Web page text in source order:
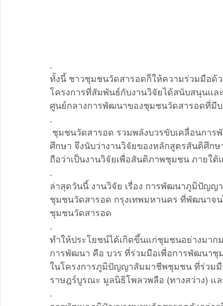
.
ทั้งนี้ ชาวชุมชนวัดสารอดก็ให้ความร่วมมือด้
โครงการที่สัมพันธ์กับงานวิจัยได้สนับสนุนแล
ศูนย์กลางการพัฒนาของชุมชนวัดสารอดที่มี
.
ศึกษา จึงนับว่างานวิจัยของหลักสูตรสันติศึก
ถือว่าเป็นงานวิจัยเพื่อสันติภาพชุมชน ภาย
.
ล่าสุดวันนี้ งานวิจัย เรื่อง การพัฒนาภูมิปัญญ
ชุมชนวัดสารอด กรุงเทพมหานคร ที่พัฒนาจ
ชุมชนวัดสารอด
.
ทำให้ประโยชน์ได้เกิดขึ้นแก่ชุมชนอย่างมา
การพัฒนา คือ บวร ที่ร่วมมือเพื่อการพัฒนา
ในโครงการภูมิปัญญาสัมมาชีพชุมชน ที่ร่วม
ราษฎร์บูรณะ มูลนิธิโพลวพลือ (ทางสว่าง) แ
.